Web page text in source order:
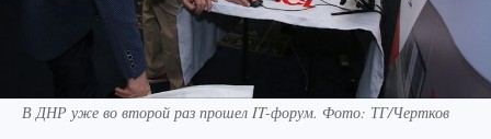
В ДНР уже во второй раз прошел IT-форум. Фото: ТГ/Чертков